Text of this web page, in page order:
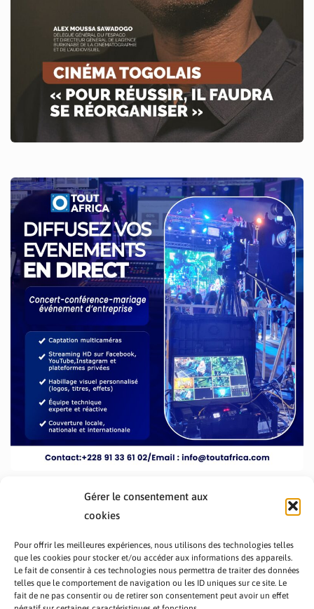
Gérer le consentement aux
cookies
Pour offrir les meilleures expériences, nous utilisons des technologies telles
que les cookies pour stocker et/ou accéder aux informations des appareils.
Le fait de consentir à ces technologies nous permettra de traiter des données
telles que le comportement de navigation ou les ID uniques sur ce site. Le
fait de ne pas consentir ou de retirer son consentement peut avoir un effet
PRÉSENTATION TOUTAFRICA A PROPOS